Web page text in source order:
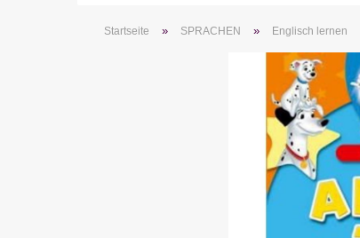
Startseite » SPRACHEN » Englisch lernen